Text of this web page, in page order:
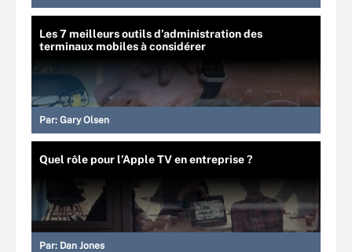
Les 7 meilleurs outils d’administration des
terminaux mobiles à considérer
Par: Gary Olsen
Quel rôle pour l’Apple TV en entreprise ?
Par: Dan Jones